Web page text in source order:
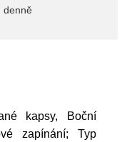
denně
kapsy, Boční
zapínání; Typ